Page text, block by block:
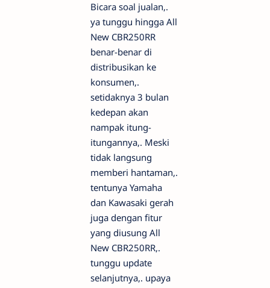
Bicara soal jualan,.
ya tunggu hingga All
New CBR250RR
benar-benar di
distribusikan ke
konsumen,.
setidaknya 3 bulan
kedepan akan
nampak itung-
itungannya,. Meski
tidak langsung
memberi hantaman,.
tentunya Yamaha
dan Kawasaki gerah
juga dengan fitur
yang diusung All
New CBR250RR,.
tunggu update
selanjutnya,. upaya